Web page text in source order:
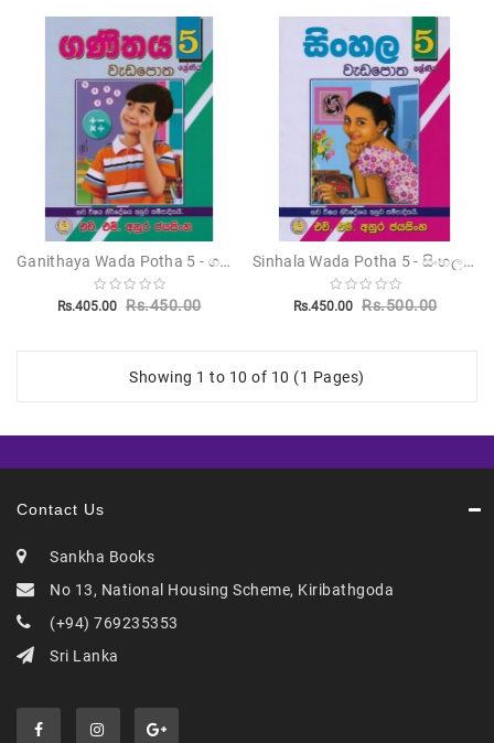
Ganithaya Wada Potha 5 - ගණිතය වැඩ පොත 5
Rs.405.00 Rs.450.00
Sinhala Wada Potha 5 - සිංහල වැඩ පොත 5
Rs.450.00 Rs.500.00
Showing 1 to 10 of 10 (1 Pages)
Contact Us
Sankha Books
No 13, National Housing Scheme, Kiribathgoda
(+94) 769235353
Sri Lanka